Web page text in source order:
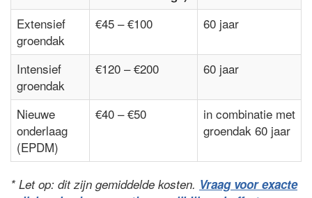
Extensief
groendak
€45 – €100 60 jaar
Intensief
groendak
€120 – €200 60 jaar
Nieuwe
onderlaag
(EPDM)
€40 – €50
in combinatie met
groendak 60 jaar
* Let op: dit zijn gemiddelde kosten. Vraag voor exacte